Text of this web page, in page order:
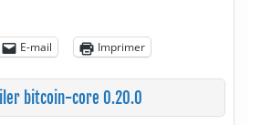
E-mail Imprimer
bitcoin-core 0.20.0